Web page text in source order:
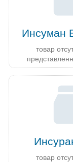
Инсуман
товар
товар